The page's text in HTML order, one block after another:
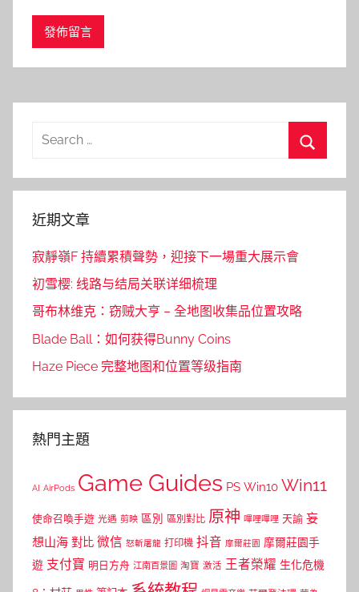
Search
近期文章
寂靜嶺F 持續累積聲勢，迎接下一場重大展示會
初雪樱: 线路与结局关联详细梳理
哥布林维克：窃贼大亨 – 全地图收集品位置攻略
Blade Ball：如何获得Bunny Coins
Haze Piece 完整地图和位置等级指南
熱門主題
AI AirPods Game Guides PS Win10 Win11
使命召喚手遊 光遇 剪映 區別 區別對比 原神 嗶哩嗶哩 天諭 妄
想山海 對比 微信 怒斬屠龍 打印機 抖音 摩爾莊園 摩爾莊園手
遊 支付寶 明日方舟 江南百景圖 淘寶 激活 王者榮耀 生化危機